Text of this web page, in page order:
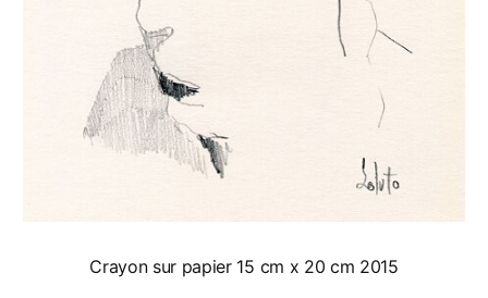
Crayon sur papier 15 cm x 20 cm 2015